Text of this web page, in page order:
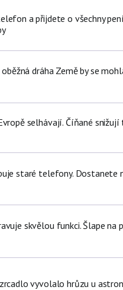
a přijdete o všechny
oběžná dráha Země by se
selhávají. Číňané
staré telefony. Dostanete
skvělou funkci. Šlape na
vyvolalo hrůzu u